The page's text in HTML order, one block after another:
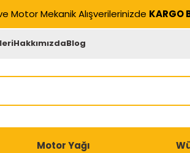
Motor Mekanik Alışverilerinizde KARGO
HakkımızdaBlog
Motor Yağı